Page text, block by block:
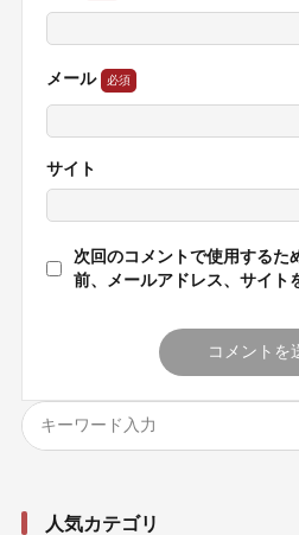
メール
サイト
次回のコメントで使用するた
前、メールアドレス、サイト
人気カテゴリ